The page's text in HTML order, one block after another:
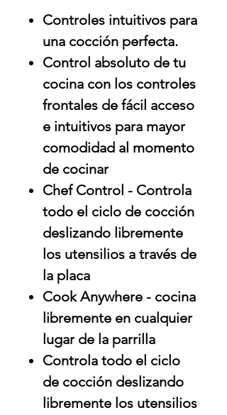
Controles intuitivos para
una cocción perfecta.
Control absoluto de tu
cocina con los controles
frontales de fácil acceso
e intuitivos para mayor
comodidad al momento
de cocinar
Chef Control - Controla
todo el ciclo de cocción
deslizando libremente
los utensilios a través de
la placa
Cook Anywhere - cocina
libremente en cualquier
lugar de la parrilla
Controla todo el ciclo
de cocción deslizando
libremente los utensilios